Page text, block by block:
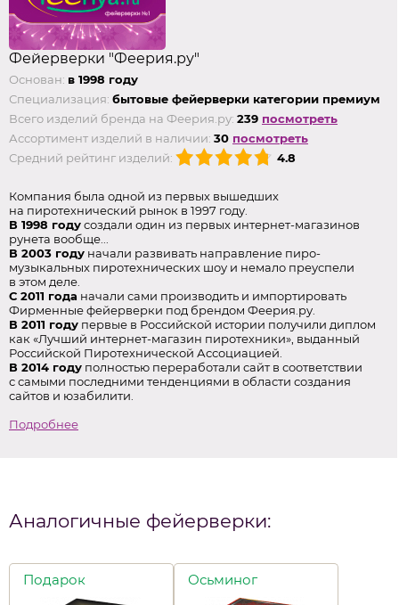
Фейерверки "Феерия.ру"
Основан: в 1998 году
Специализация: бытовые фейерверки категории премиум
Всего изделий бренда на Феерия.ру: 239 посмотреть
Ассортимент изделий в наличии: 30 посмотреть
Средний рейтинг изделий:
4.8
Компания была одной из первых вышедших
на пиротехнический рынок в 1997 году.
В 1998 годусоздали один из первых интернет-магазинов
рунета вообще...
В 2003 году начали развивать направление пиро-
музыкальных пиротехнических шоу и немало преуспели
в этом деле.
С 2011 года начали сами производить и импортировать
Фирменные фейерверки под брендом Феерия.ру.
В 2011 году первые в Российской истории получили диплом
как «Лучший интернет-магазин пиротехники», выданный
Российской Пиротехнической Ассоциацией.
В 2014 году полностью переработали сайт в соответствии
с самыми последними тенденциями в области создания
сайтов и юзабилити.
Подробнее
Аналогичные фейерверки:
Подарок Осьминог